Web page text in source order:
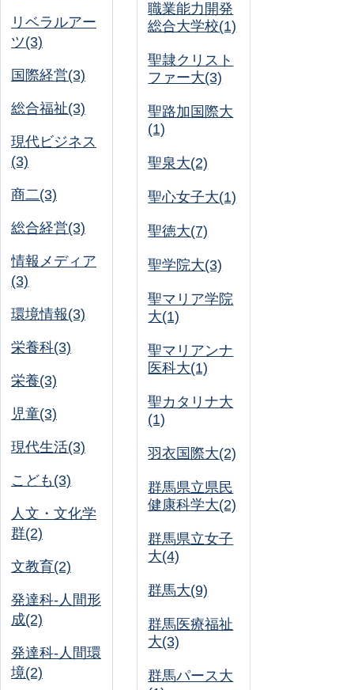
リベラルアー
ツ(3)
国際経営(3)
総合福祉(3)
現代ビジネス
(3)
商二(3)
総合経営(3)
情報メディア
(3)
環境情報(3)
栄養科(3)
栄養(3)
児童(3)
現代生活(3)
こども(3)
人文・文化学
群(2)
文教育(2)
発達科-人間形
成(2)
発達科-人間環
境(2)
職業能力開発
総合大学校(1)
聖隷クリスト
ファー大(3)
聖路加国際大
(1)
聖泉大(2)
聖心女子大(1)
聖徳大(7)
聖学院大(3)
聖マリア学院
大(1)
聖マリアンナ
医科大(1)
聖カタリナ大
(1)
羽衣国際大(2)
群馬県立県民
健康科学大(2)
群馬県立女子
大(4)
群馬大(9)
群馬医療福祉
大(3)
群馬パース大